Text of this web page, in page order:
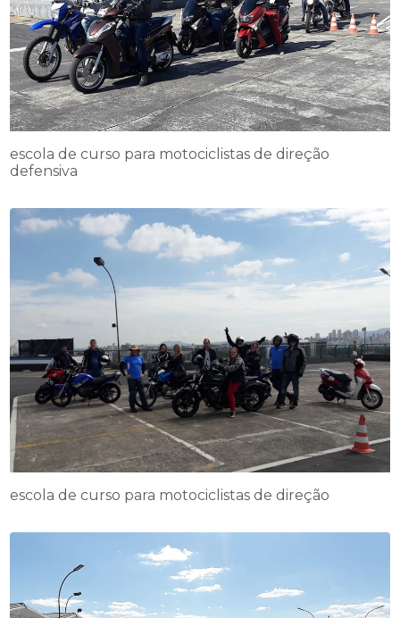
escola de curso para motociclistas de direção
defensiva
escola de curso para motociclistas de direção